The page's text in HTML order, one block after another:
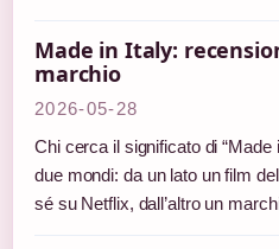
Made in Italy:
marchio
2026-05-28
Chi cerca il significato di
due mondi: da un lato un film
sé su Netflix, dall’altro un